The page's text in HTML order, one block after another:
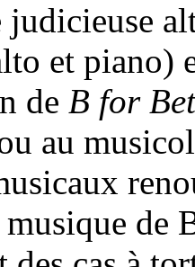
judicieuse
et piano)
de B for
au
de